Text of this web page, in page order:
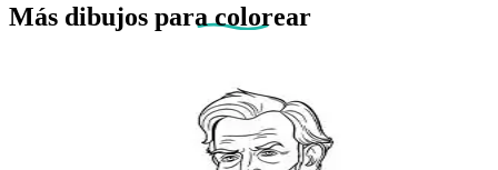
Más dibujos para colorear